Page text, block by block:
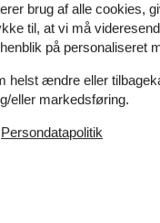
i Ayia Napa
verdensarvsby
– Akvarium i
mange andre havdyr
– Mytologisk sted
at være født
brug af alle cookies,
til, at vi må
på personaliseret
helst ændre eller
eller markedsføring.
Persondatapolitik